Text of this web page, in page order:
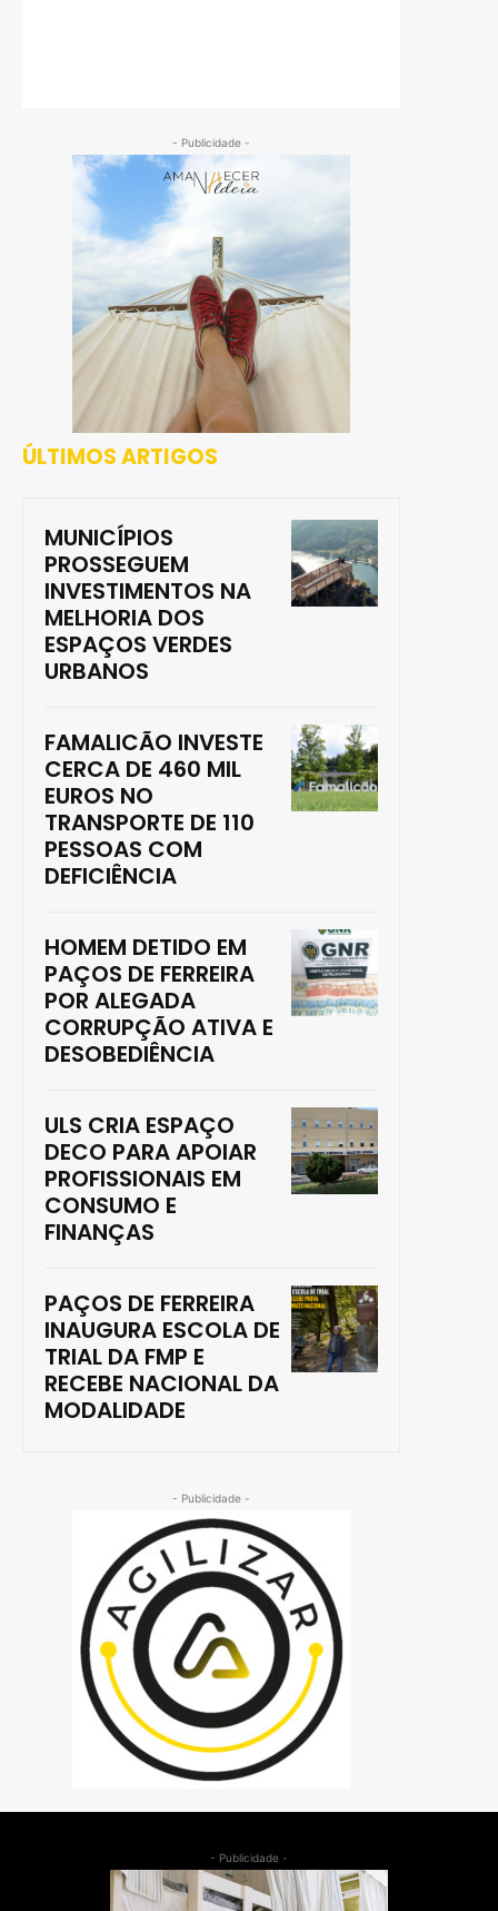
- Publicidade -
ÚLTIMOS ARTIGOS
MUNICÍPIOS
PROSSEGUEM
INVESTIMENTOS NA
MELHORIA DOS
ESPAÇOS VERDES
URBANOS
FAMALICÃO INVESTE
CERCA DE 460 MIL
EUROS NO
TRANSPORTE DE 110
PESSOAS COM
DEFICIÊNCIA
HOMEM DETIDO EM
PAÇOS DE FERREIRA
POR ALEGADA
CORRUPÇÃO ATIVA E
DESOBEDIÊNCIA
ULS CRIA ESPAÇO
DECO PARA APOIAR
PROFISSIONAIS EM
CONSUMO E
FINANÇAS
PAÇOS DE FERREIRA
INAUGURA ESCOLA DE
TRIAL DA FMP E
RECEBE NACIONAL DA
MODALIDADE
- Publicidade -
- Publicidade -